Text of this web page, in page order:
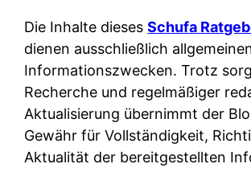
e
D
a
t
e
n
w
n
d
e
r
n
u
e
r
A
p
p
&
O
b
H
-
M
y
t
h
Die Inhalte diesesSchufa
dienen ausschließlich
Informationszwecken. Trotz
Recherche und regelmäßiger
Aktualisierung übernimmt der
Gewähr für Vollständigkeit,
Aktualität der bereitgestellten